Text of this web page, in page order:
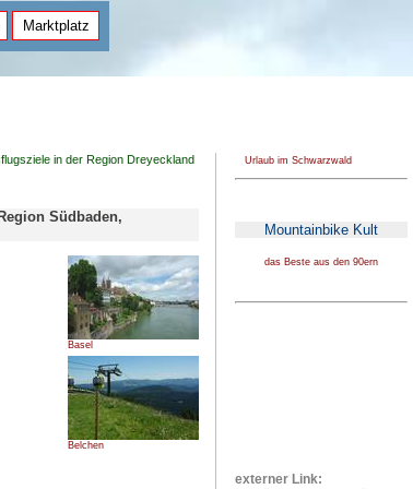
Marktplatz
in der Region Dreyeckland
Südbaden,
Basel
Belchen
Urlaub im Schwarzwald
Mountainbike Kult
das Beste aus den 90ern
externer Link: